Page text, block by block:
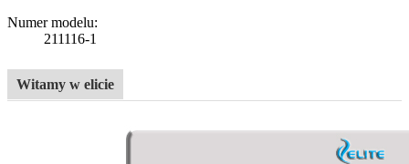
Numer modelu:
211116-1
Witamy w elicie